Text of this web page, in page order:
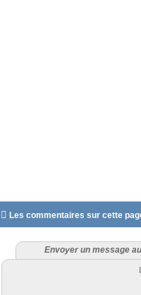
 Les commentaires sur cette
Envoyer un message